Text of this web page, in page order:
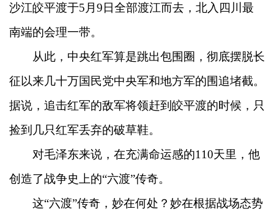
沙江皎平渡于5月9日全部渡江而去，北入四川最
南端的会理一带。
从此，中央红军算是跳出包围圈，彻底摆脱长
征以来几十万国民党中央军和地方军的围追堵截。
据说，追击红军的敌军将领赶到皎平渡的时候，只
捡到几只红军丢弃的破草鞋。
对毛泽东来说，在充满命运感的110天里，他
创造了战争史上的“六渡”传奇。
这“六渡”传奇，妙在何处？妙在根据战场态势